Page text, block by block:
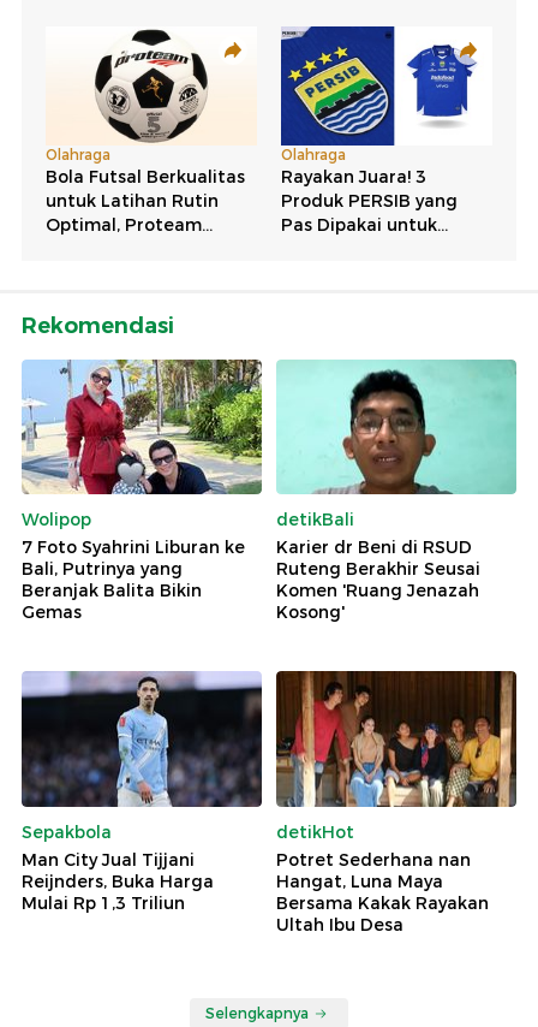
Rekomendasi
Wolipop
7 Foto Syahrini Liburan ke
Bali, Putrinya yang
Beranjak Balita Bikin
Gemas
detikBali
Karier dr Beni di RSUD
Ruteng Berakhir Seusai
Komen 'Ruang Jenazah
Kosong'
Sepakbola
Man City Jual Tijjani
Reijnders, Buka Harga
Mulai Rp 1,3 Triliun
detikHot
Potret Sederhana nan
Hangat, Luna Maya
Bersama Kakak Rayakan
Ultah Ibu Desa
Selengkapnya